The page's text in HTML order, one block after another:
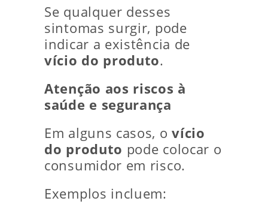
Se qualquer desses
sintomas surgir, pode
indicar a existência de
vício do produto.
Atenção aos riscos à
saúde e segurança
Em alguns casos, ovício
do produto pode colocar o
consumidor em risco.
Exemplos incluem: